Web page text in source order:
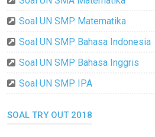
Soal UN SMP Matematika
Soal UN SMP Bahasa Indonesia
Soal UN SMP Bahasa Inggris
Soal UN SMP IPA
SOAL TRY OUT 2018